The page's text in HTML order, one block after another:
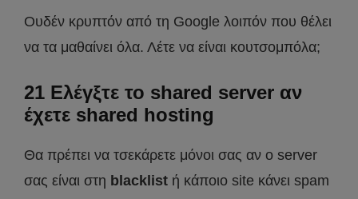
Ουδέν κρυπτόν από τη Google λοιπόν που θέλει
να τα μαθαίνει όλα. Λέτε να είναι κουτσομπόλα;
21 Ελέγξτε το shared server αν
έχετε shared hosting
Θα πρέπει να τσεκάρετε μόνοι σας αν ο server
σας είναι στη blacklist ή κάποιο site κάνει spam